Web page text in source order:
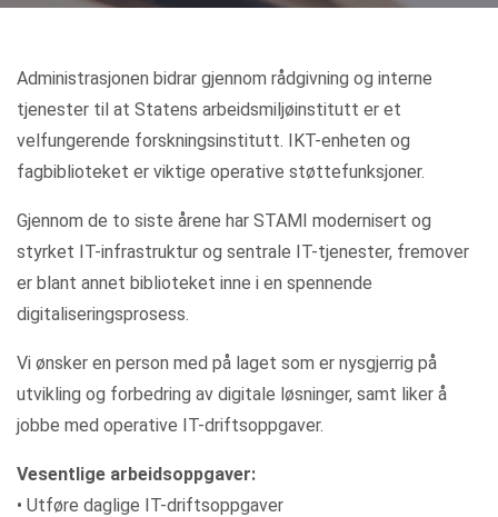
Administrasjonen bidrar gjennom rådgivning og interne
tjenester til at Statens arbeidsmiljøinstitutt er et
velfungerende forskningsinstitutt. IKT-enheten og
fagbiblioteket er viktige operative støttefunksjoner.
Gjennom de to siste årene har STAMI modernisert og
styrket IT-infrastruktur og sentrale IT-tjenester, fremover
er blant annet biblioteket inne i en spennende
digitaliseringsprosess.
Vi ønsker en person med på laget som er nysgjerrig på
utvikling og forbedring av digitale løsninger, samt liker å
jobbe med operative IT-driftsoppgaver.
Vesentlige arbeidsoppgaver:
• Utføre daglige IT-driftsoppgaver